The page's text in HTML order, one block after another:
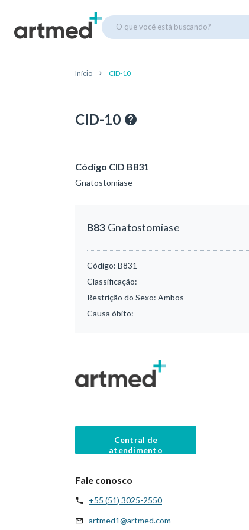
O que você está buscando?
Início CID-10
CID-10
Código CID B831
Gnatostomíase
B83 Gnatostomíase
Código: B831
Classificação: -
Restrição do Sexo: Ambos
Causa óbito: -
Central de
atendimento
Fale conosco
+55 (51) 3025-2550
artmed1@artmed.com